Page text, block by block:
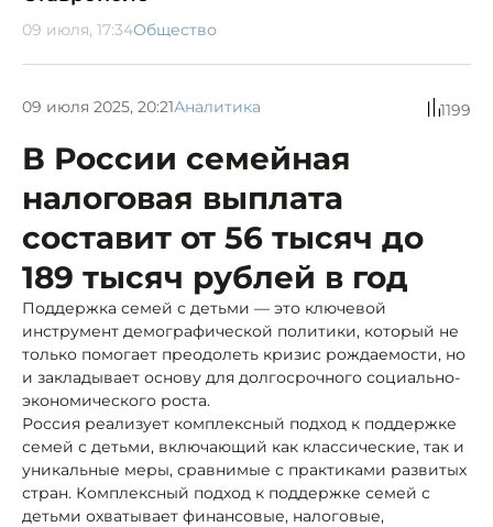
09 июля, 17:34Общество
09 июля 2025, 20:21Аналитика 1199
В России семейная
налоговая выплата
составит от 56 тысяч до
189 тысяч рублей в год
Поддержка семей с детьми — это ключевой
инструмент демографической политики, который не
только помогает преодолеть кризис рождаемости, но
и закладывает основу для долгосрочного социально-
экономического роста.
Россия реализует комплексный подход к поддержке
семей с детьми, включающий как классические, так и
уникальные меры, сравнимые с практиками развитых
стран. Комплексный подход к поддержке семей с
детьми охватывает финансовые, налоговые,